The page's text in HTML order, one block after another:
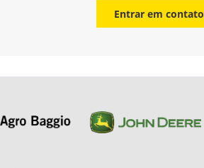
Entrar em contato